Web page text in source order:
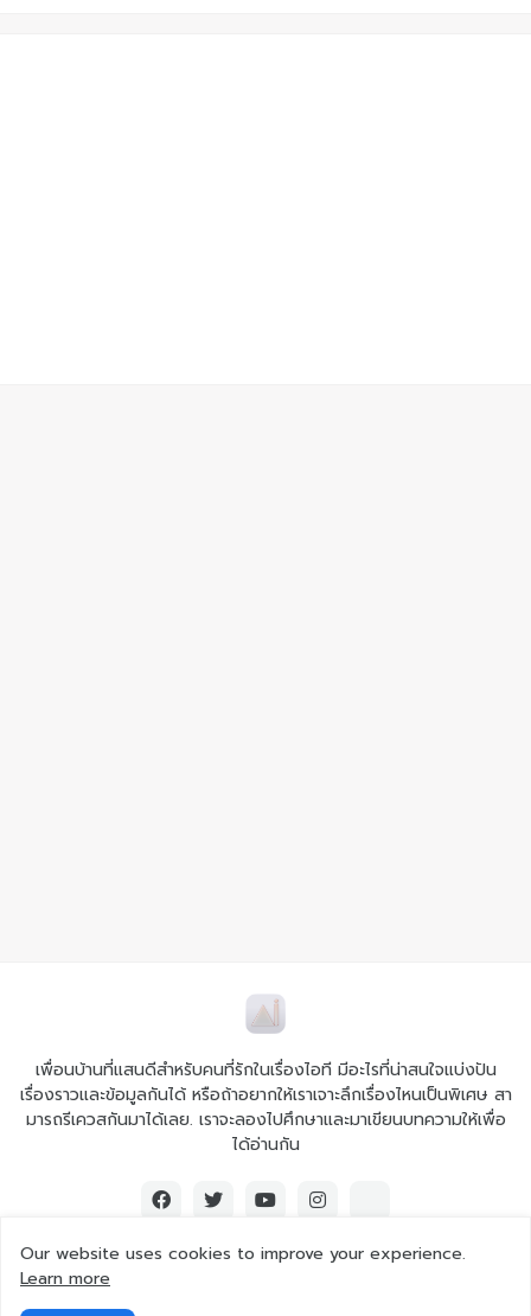
เพื่อนบ้านที่แสนดีสำหรับคนที่รักในเรื่องไอที มีอะไรที่น่าสนใจแบ่งปัน
เรื่องราวและข้อมูลกันได้ หรือถ้าอยากให้เราเจาะลึกเรื่องไหนเป็นพิเศษ สา
มารถรีเควสกันมาได้เลย. เราจะลองไปศึกษาและมาเขียนบทความให้เพื่อ
ได้อ่านกัน
Our website uses cookies to improve your experience.
Learn more